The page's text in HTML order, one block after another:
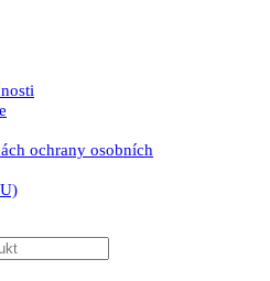
ochrany osobních